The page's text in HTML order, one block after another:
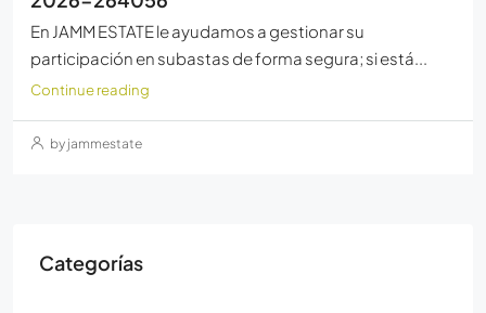
En JAMM ESTATE le ayudamos a gestionar su
participación en subastas de forma segura; si está...
Continue reading
by jammestate
Categorías